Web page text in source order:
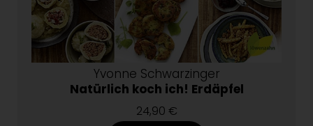
Yvonne Schwarzinger
Natürlich koch ich! Erdäpfel
24,90 €